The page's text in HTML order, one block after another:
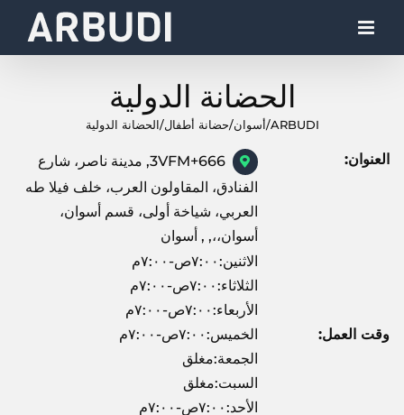
الحضانة الدولية
ARBUDI
/أسوان/حضانة أطفال/الحضانة الدولية
العنوان:
3VFM+666, مدينة ناصر، شارع
الفنادق، المقاولون العرب، خلف فيلا طه
العربي، شياخة أولى، قسم أسوان،
أسوان،،, , أسوان
وقت العمل:
الاثنين:٧:٠٠ص-٧:٠٠م
الثلاثاء:٧:٠٠ص-٧:٠٠م
الأربعاء:٧:٠٠ص-٧:٠٠م
الخميس:٧:٠٠ص-٧:٠٠م
الجمعة:مغلق
السبت:مغلق
الأحد:٧:٠٠ص-٧:٠٠م